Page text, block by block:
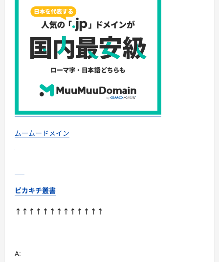
こ
そ
買
い
時！
ゲ
ー
ミ
ン
グ
PC・
性
能
を
最
て
さ
ムームードメイン
ピカキチ叢書
↑↑↑↑↑↑↑↑↑↑↑↑↑
A: